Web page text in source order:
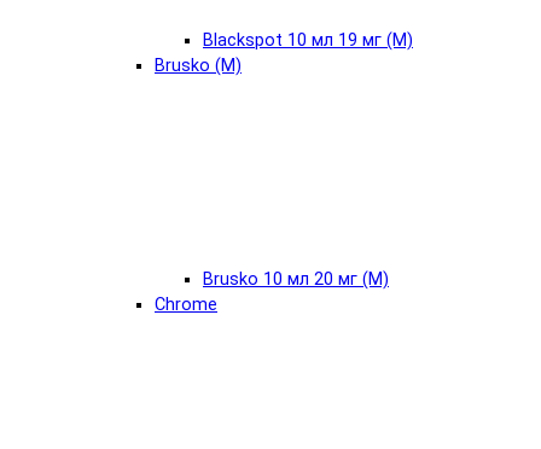
Blackspot 10 мл 19 мг (М)
Brusko (М)
Brusko 10 мл 20 мг (М)
Chrome